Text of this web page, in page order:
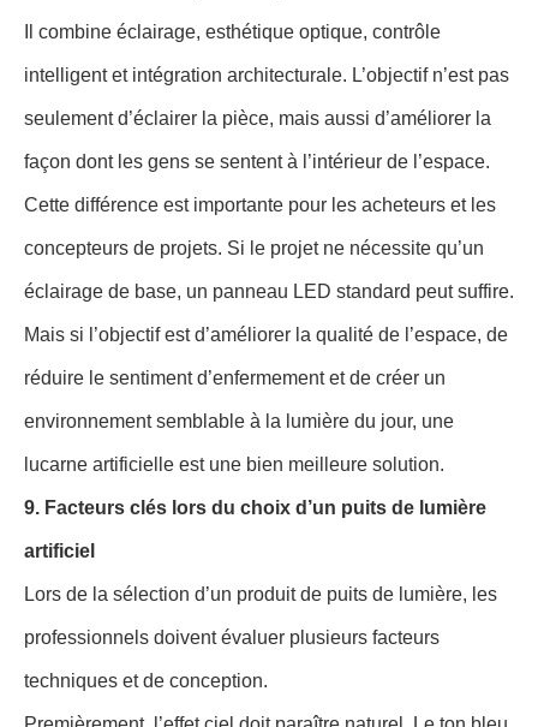
Il combine éclairage, esthétique optique, contrôle
intelligent et intégration architecturale. L’objectif n’est pas
seulement d’éclairer la pièce, mais aussi d’améliorer la
façon dont les gens se sentent à l’intérieur de l’espace.
Cette différence est importante pour les acheteurs et les
concepteurs de projets. Si le projet ne nécessite qu’un
éclairage de base, un panneau LED standard peut suffire.
Mais si l’objectif est d’améliorer la qualité de l’espace, de
réduire le sentiment d’enfermement et de créer un
environnement semblable à la lumière du jour, une
lucarne artificielle est une bien meilleure solution.
9. Facteurs clés lors du choix d’un puits de lumière
artificiel
Lors de la sélection d’un produit de puits de lumière, les
professionnels doivent évaluer plusieurs facteurs
techniques et de conception.